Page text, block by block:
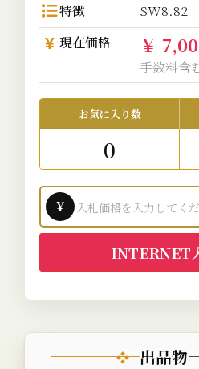
特徴
SW8.82
現在価格
￥
手数料含
お気に入り数
0
¥
INTERNET
出品物